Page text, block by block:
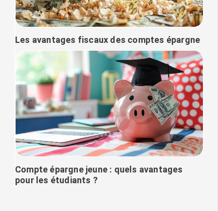
Les avantages fiscaux des comptes épargne
Compte épargne jeune : quels avantages
pour les étudiants ?